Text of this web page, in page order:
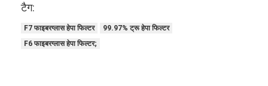
टैग:
F7 फाइबरग्लास हेपा फिल्टर
99.97% ट्रू हेपा फिल्टर
F6 फाइबरग्लास हेपा फिल्टर;